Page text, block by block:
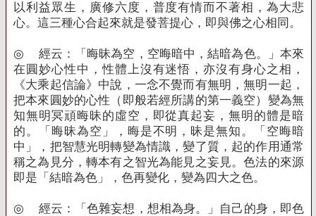
以利益眾生，廣修六度，普度有情而不著相，為大悲
心。這三種心合起來就是發菩提心，即與佛之心相同。
◎
經云：「晦昧為空，空晦暗中，結暗為色。」本來
在圓妙心性中，性體上沒有迷悟，亦沒有身心之相，
《大乘起信論》中說，一念不覺而有無明，無明一起，
把本來圓妙的心性（即般若經所講的第一義空）變為無
知無明冥頑晦昧的虛空，即從真起妄，無明的體是暗
的。「晦昧為空」，晦是不明，昧是無知。「空晦暗
中」，把智慧光明轉變為情識，變了質，起的作用通常
稱之為見分，轉本有之智光為能見之妄見。色法的來源
即是「結暗為色」，色再變化，變為四大之色。
◎
經云：「色雜妄想，想相為身。」自己的身，即色